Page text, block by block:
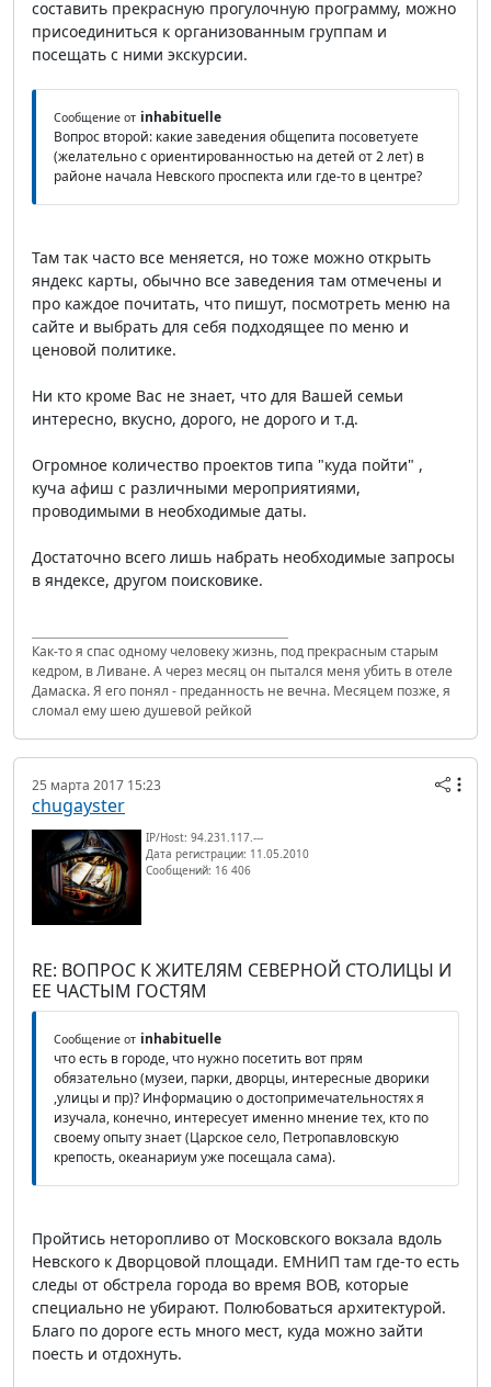
составить прекрасную прогулочную программу, можно
присоединиться к организованным группам и
посещать с ними экскурсии.
Сообщение от inhabituelle
Вопрос второй: какие заведения общепита посоветуете
(желательно с ориентированностью на детей от 2 лет) в
районе начала Невского проспекта или где-то в центре?
Там так часто все меняется, но тоже можно открыть
яндекс карты, обычно все заведения там отмечены и
про каждое почитать, что пишут, посмотреть меню на
сайте и выбрать для себя подходящее по меню и
ценовой политике.
Ни кто кроме Вас не знает, что для Вашей семьи
интересно, вкусно, дорого, не дорого и т.д.
Огромное количество проектов типа "куда пойти" ,
куча афиш с различными мероприятиями,
проводимыми в необходимые даты.
Достаточно всего лишь набрать необходимые запросы
в яндексе, другом поисковике.
Как-то я спас одному человеку жизнь, под прекрасным старым
кедром, в Ливане. А через месяц он пытался меня убить в отеле
Дамаска. Я его понял - преданность не вечна. Месяцем позже, я
сломал ему шею душевой рейкой
25 марта 2017 15:23
chugayster
IP/Host: 94.231.117.---
Дата регистрации: 11.05.2010
Сообщений: 16 406
RE: ВОПРОС К ЖИТЕЛЯМ СЕВЕРНОЙ СТОЛИЦЫ И
ЕЕ ЧАСТЫМ ГОСТЯМ
Сообщение от inhabituelle
что есть в городе, что нужно посетить вот прям
обязательно (музеи, парки, дворцы, интересные дворики
,улицы и пр)? Информацию о достопримечательностях я
изучала, конечно, интересует именно мнение тех, кто по
своему опыту знает (Царское село, Петропавловскую
крепость, океанариум уже посещала сама).
Пройтись неторопливо от Московского вокзала вдоль
Невского к Дворцовой площади. ЕМНИП там где-то есть
следы от обстрела города во время ВОВ, которые
специально не убирают. Полюбоваться архитектурой.
Благо по дороге есть много мест, куда можно зайти
поесть и отдохнуть.